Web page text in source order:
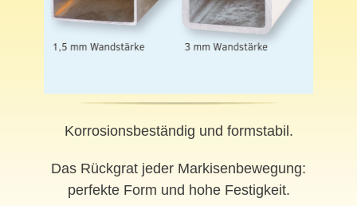
Korrosionsbeständig und formstabil.
Das Rückgrat jeder Markisenbewegung:
perfekte Form und hohe Festigkeit.